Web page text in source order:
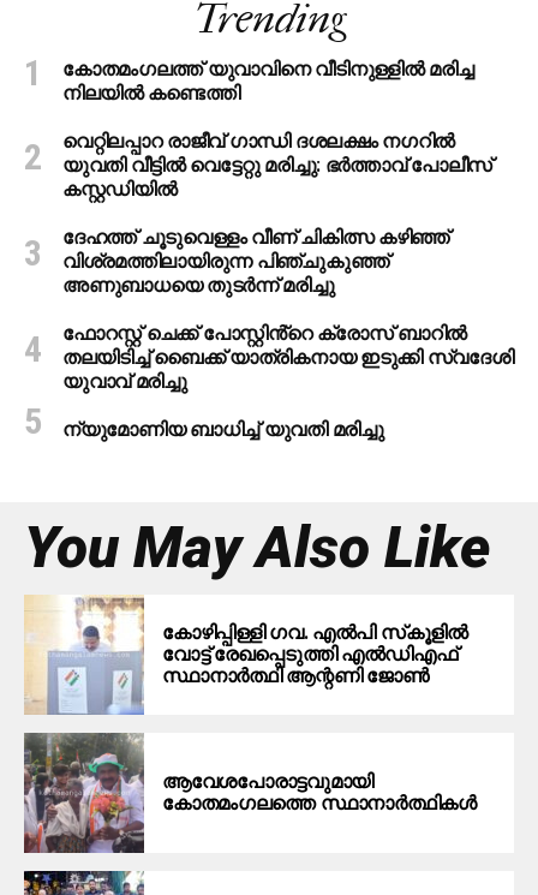
Trending
കോതമംഗലത്ത് യുവാവിനെ വീടിനുള്ളിൽ മരിച്ച
നിലയിൽ കണ്ടെത്തി
വെറ്റിലപ്പാറ രാജീവ് ഗാന്ധി ദശലക്ഷം നഗറിൽ
യുവതി വീട്ടിൽ വെട്ടേറ്റു മരിച്ചു: ഭർത്താവ് പോലീസ്
കസ്റ്റഡിയിൽ
ദേഹത്ത് ചൂടുവെള്ളം വീണ് ചികിത്സ കഴിഞ്ഞ്
വിശ്രമത്തിലായിരുന്ന പിഞ്ചുകുഞ്ഞ്
അണുബാധയെ തുടര്‍ന്ന് മരിച്ചു
ഫോറസ്റ്റ് ചെക്ക് പോസ്റ്റിൻ്റെ ക്രോസ് ബാറില്‍
തലയിടിച്ച് ബൈക്ക് യാത്രികനായ ഇടുക്കി സ്വദേശി
യുവാവ് മരിച്ചു
ന്യുമോണിയ ബാധിച്ച് യുവതി മരിച്ചു
You May Also Like
കോഴിപ്പിള്ളി ഗവ. എല്‍പി സ്‌കൂളില്‍
വോട്ട് രേഖപ്പെടുത്തി എല്‍ഡിഎഫ്
സ്ഥാനാര്‍ത്ഥി ആന്റണി ജോണ്‍
ആവേശപോരാട്ടവുമായി
കോതമംഗലത്തെ സ്ഥാനാര്‍ത്ഥികള്‍